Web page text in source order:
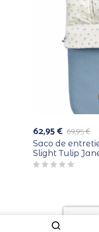
69,95€
El
precio
original
era:
69,95 €.
62,95€
El
precio
actual
es:
62,95 €.
Saco de
Slight Tulip